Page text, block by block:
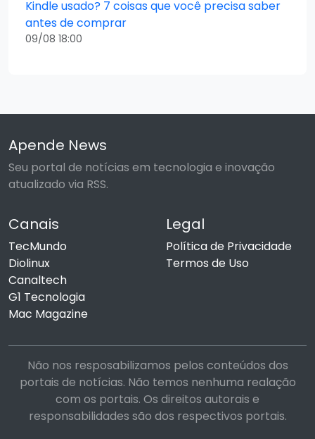
Kindle usado? 7 coisas que você precisa saber
antes de comprar
09/08 18:00
Apende News
Seu portal de notícias em tecnologia e inovação
atualizado via RSS.
Canais
TecMundo
Diolinux
Canaltech
G1 Tecnologia
Mac Magazine
Legal
Política de Privacidade
Termos de Uso
Não nos resposabilizamos pelos conteúdos dos
portais de notícias. Não temos nenhuma realação
com os portais. Os direitos autorais e
responsabilidades são dos respectivos portais.